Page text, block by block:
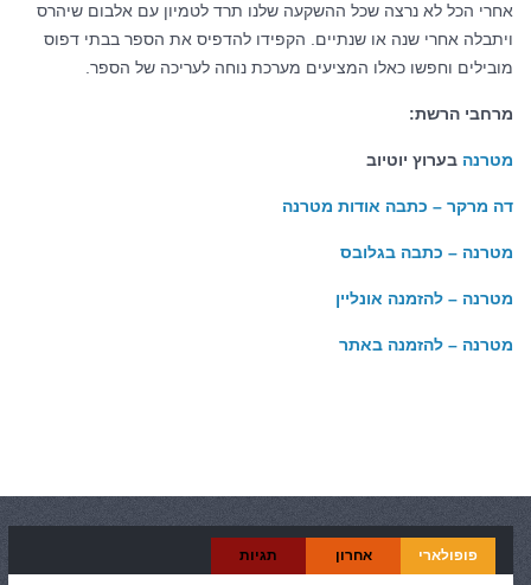
אחרי הכל לא נרצה שכל ההשקעה שלנו תרד לטמיון עם אלבום שיהרס
ויתבלה אחרי שנה או שנתיים. הקפידו להדפיס את הספר בבתי דפוס
מובילים וחפשו כאלו המציעים מערכת נוחה לעריכה של הספר.
מרחבי הרשת:
מטרנה בערוץ יוטיוב
דה מרקר – כתבה אודות מטרנה
מטרנה – כתבה בגלובס
מטרנה – להזמנה אונליין
מטרנה – להזמנה באתר
פופולארי אחרון תגיות